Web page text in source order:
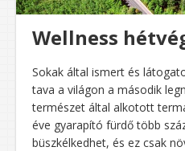
Wellness
Sokak által ismert és
tava a világon a második
természet által alkotott
éve gyarapító fürdő több
büszkélkedhet, és ez csak